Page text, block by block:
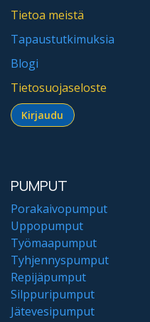
Tietoa meistä
Tapaustutkimuksia
Blogi
Tietosuojaseloste
Kirjaudu​​​​​​
PUMPUT
Porakaivopumput
Uppopumput
Työmaapumput
Tyhjennyspumput
Repijäpumput
Silppuripumput
Jätevesipumput